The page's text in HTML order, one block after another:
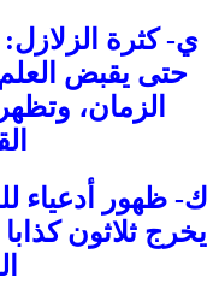
ي- كثرة
حتى يقبض
الزمان،
ك- ظهور أدعياء
يخرج ثلاثون